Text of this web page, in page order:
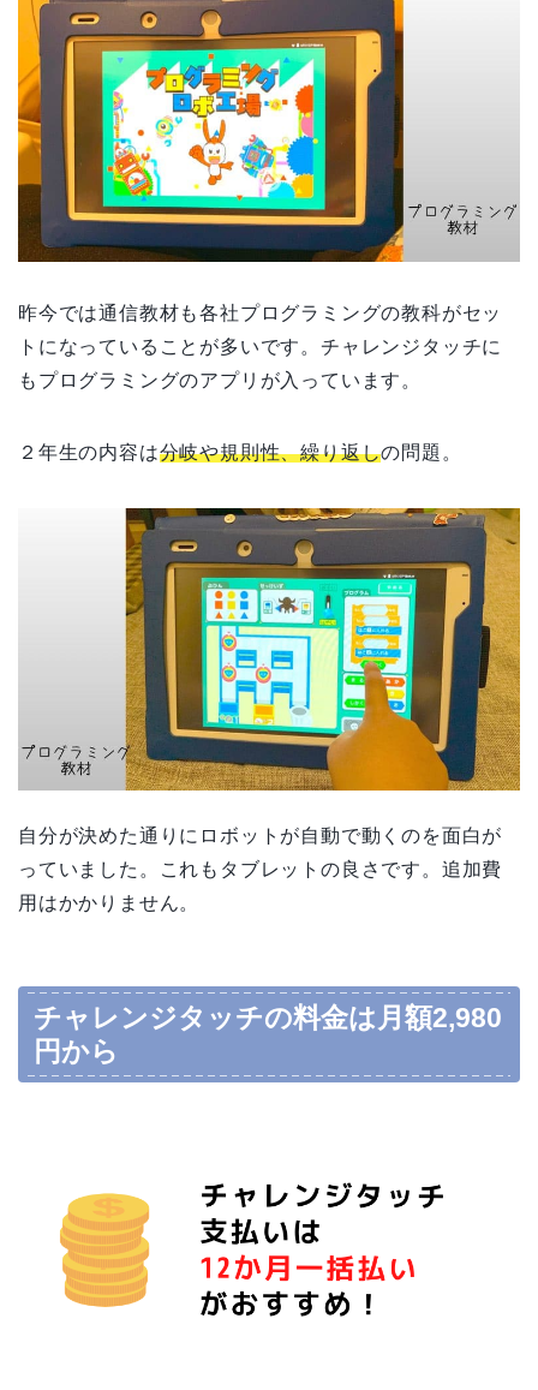
昨今では通信教材も各社プログラミングの教科がセッ
トになっていることが多いです。チャレンジタッチに
もプログラミングのアプリが入っています。
２年生の内容は分岐や規則性、繰り返しの問題。
自分が決めた通りにロボットが自動で動くのを面白が
っていました。これもタブレットの良さです。追加費
用はかかりません。
チャレンジタッチの料金は月額2,980
円から